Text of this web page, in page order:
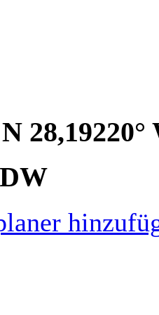
N 28,19220°